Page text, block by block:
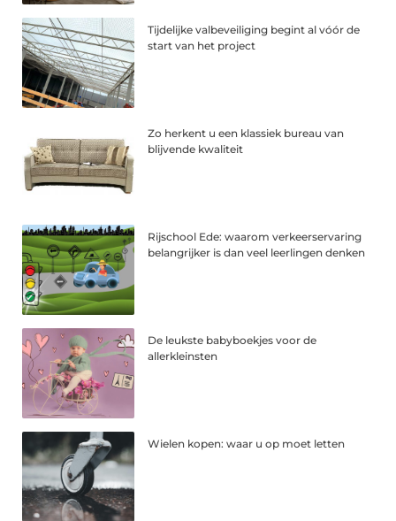
Tijdelijke valbeveiliging begint al vóór de
start van het project
Zo herkent u een klassiek bureau van
blijvende kwaliteit
Rijschool Ede: waarom verkeerservaring
belangrijker is dan veel leerlingen denken
De leukste babyboekjes voor de
allerkleinsten
Wielen kopen: waar u op moet letten